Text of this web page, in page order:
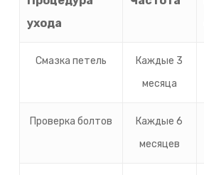
ухода
Смазка петель
Каждые 3
месяца
Проверка болтов
Каждые 6
месяцев